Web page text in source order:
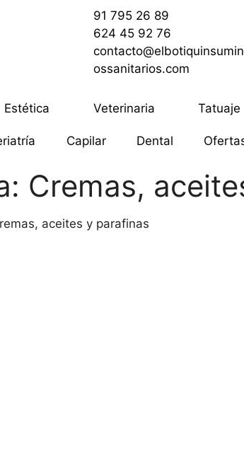
91 795 26 89
624 45 92 76
ossanitarios.com
Estética Veterinaria Tatuaje
Capilar Dental
Cremas,
aceites y parafinas